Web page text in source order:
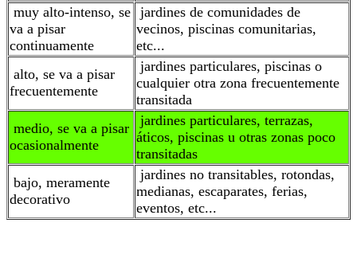
muy alto-intenso, se
va a pisar
continuamente
jardines de comunidades de
vecinos, piscinas comunitarias,
etc...
alto, se va a pisar
frecuentemente
jardines particulares, piscinas o
cualquier otra zona frecuentemente
transitada
medio, se va a pisar
ocasionalmente
jardines particulares, terrazas,
áticos, piscinas u otras zonas poco
transitadas
bajo, meramente
decorativo
jardines no transitables, rotondas,
medianas, escaparates, ferias,
eventos, etc...